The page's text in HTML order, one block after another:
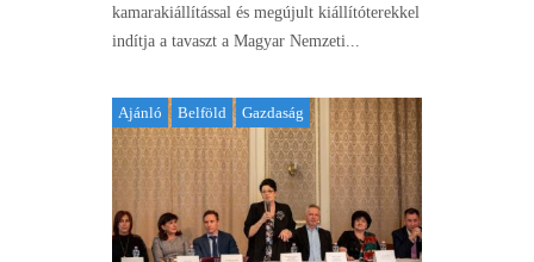
kamarakiállítással és megújult kiállítóterekkel
indítja a tavaszt a Magyar Nemzeti...
Ajánló Belföld Gazdaság